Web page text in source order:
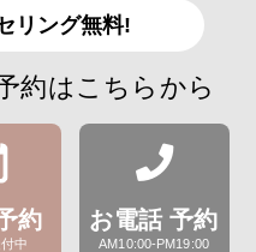
リング無料!
約はこちらから
約
中
お電話 予約
AM10:00-PM19:00